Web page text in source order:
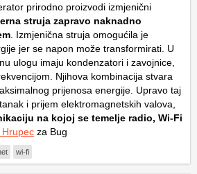
prirodno proizvodi izmjenični
struja zapravo naknadno
. Izmjenična struja omogućila je
jer se napon može transformirati. U
ulogu imaju kondenzatori i zavojnice,
Njihova kombinacija stvara
prijenosa energije. Upravo taj
i prijem elektromagnetskih valova,
na kojoj se temelje radio, Wi-Fi
Hrupec za Bug
wi-fi